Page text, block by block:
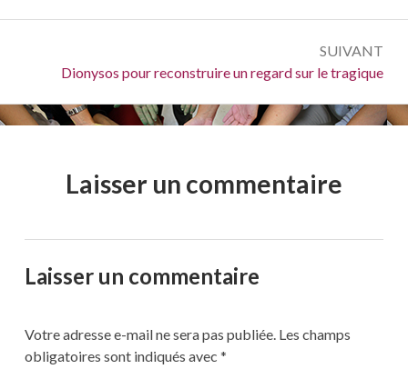
l’article
SUIVANT
Suivant :
Dionysos pour reconstruire un regard sur le tragique
Laisser un commentaire
Laisser un commentaire
Votre adresse e-mail ne sera pas publiée.Les champs
obligatoires sont indiqués avec *